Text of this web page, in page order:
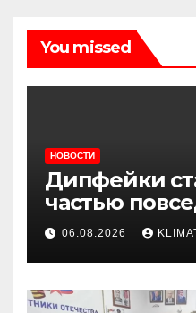
You missed
НОВОСТИ
Дипфейки
частью
жизни:
Ингушетии
06.08.2026